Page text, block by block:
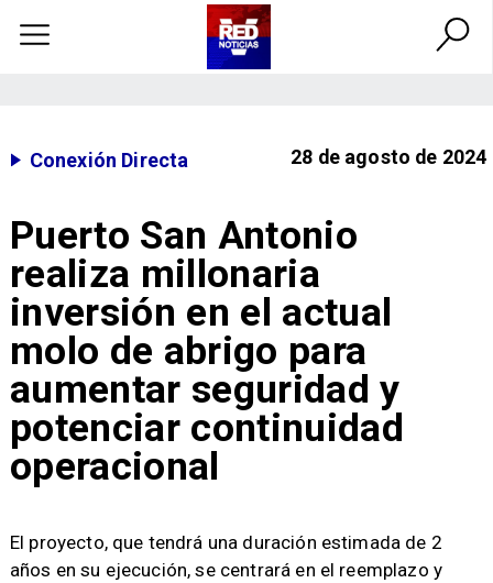
Conexión Directa 28 de agosto de 2024
Puerto San Antonio
realiza millonaria
inversión en el actual
molo de abrigo para
aumentar seguridad y
potenciar continuidad
operacional
​​El proyecto, que tendrá una duración estimada de 2
años en su ejecución, se centrará en el reemplazo y